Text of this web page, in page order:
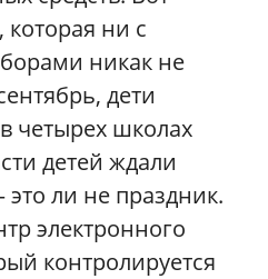
ни с
никак не
дети
четырех школах
детей ждали
ли не праздник.
электронного
контролируется